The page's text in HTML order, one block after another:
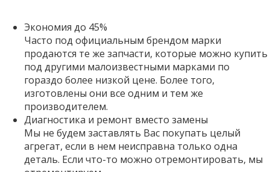
Экономия до 45%
Часто под официальным брендом марки
продаются те же запчасти, которые можно купить
под другими малоизвестными марками по
гораздо более низкой цене. Более того,
изготовлены они все одним и тем же
производителем.
Диагностика и ремонт вместо замены
Мы не будем заставлять Вас покупать целый
агрегат, если в нем неисправна только одна
деталь. Если что-то можно отремонтировать, мы